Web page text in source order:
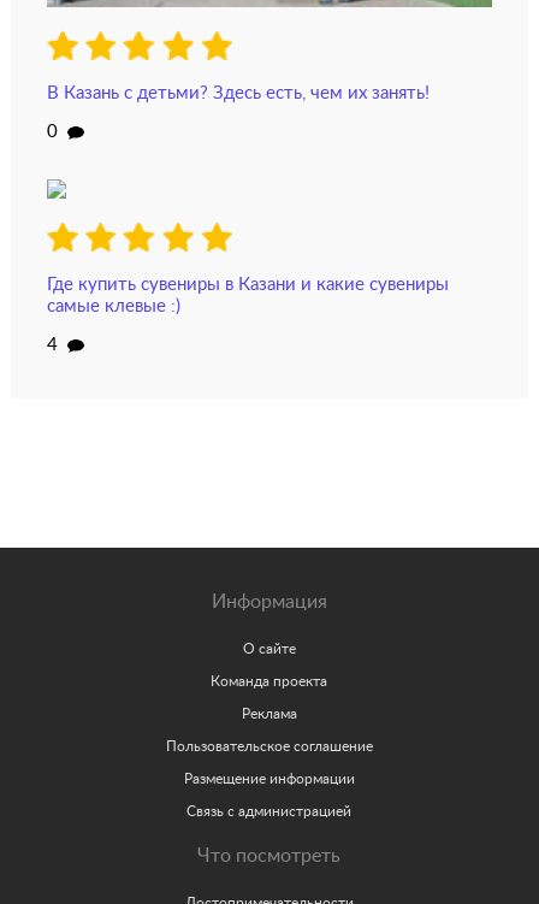
В Казань с детьми? Здесь есть, чем их занять!
0
Где купить сувениры в Казани и какие сувениры
самые клевые :)
4
Информация
О сайте
Команда проекта
Реклама
Пользовательское соглашение
Размещение информации
Связь с администрацией
Что посмотреть